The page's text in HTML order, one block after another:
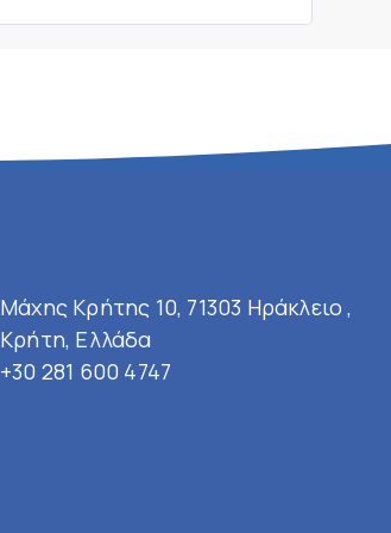
Μάχης Κρήτης 10, 71303 Ηράκλειο ,
Κρήτη, Ελλάδα
+30 281 600 4747